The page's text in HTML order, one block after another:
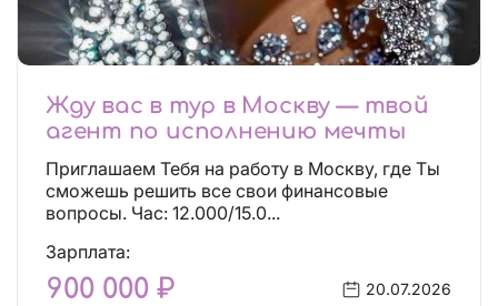
Жду вас в тур в Москву — твой
агент по исполнению мечты
Приглашаем Тебя на работу в Москву, где Ты
сможешь решить все свои финансовые
вопросы. Час: 12.000/15.0...
Зарплата:
900 000 ₽ 20.07.2026